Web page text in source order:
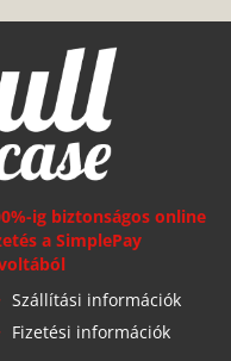
a SimplePay
Szállítási információk
Fizetési információk